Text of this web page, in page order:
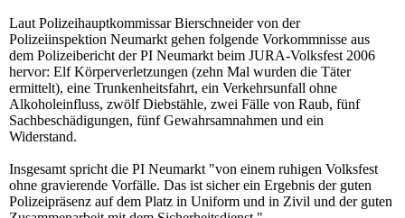
Laut Polizeihauptkommissar Bierschneider von der
Polizeiinspektion Neumarkt gehen folgende Vorkommnisse aus
dem Polizeibericht der PI Neumarkt beim JURA-Volksfest 2006
hervor: Elf Körperverletzungen (zehn Mal wurden die Täter
ermittelt), eine Trunkenheitsfahrt, ein Verkehrsunfall ohne
Alkoholeinfluss, zwölf Diebstähle, zwei Fälle von Raub, fünf
Sachbeschädigungen, fünf Gewahrsamnahmen und ein
Widerstand.
Insgesamt spricht die PI Neumarkt "von einem ruhigen Volksfest
ohne gravierende Vorfälle. Das ist sicher ein Ergebnis der guten
Polizeipräsenz auf dem Platz in Uniform und in Zivil und der guten